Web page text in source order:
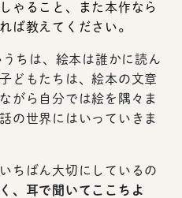
ゃること、また本作なら
ば教えてください。
ちは、絵本は誰かに読ん
どもたちは、絵本の文章
がら自分では絵を隅々ま
の世界にはいっていきま
ちばん大切にしているの
、耳で聞いてここちよ